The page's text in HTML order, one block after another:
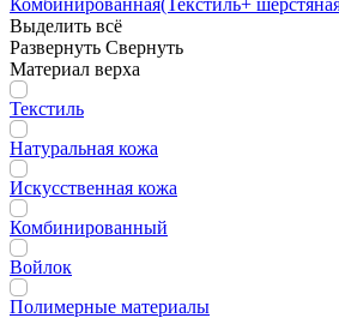
Комбинированная(Текстиль+
Выделить всё
Развернуть Свернуть
Материал верха
Текстиль
Натуральная кожа
Искусственная кожа
Комбинированный
Войлок
Полимерные материалы